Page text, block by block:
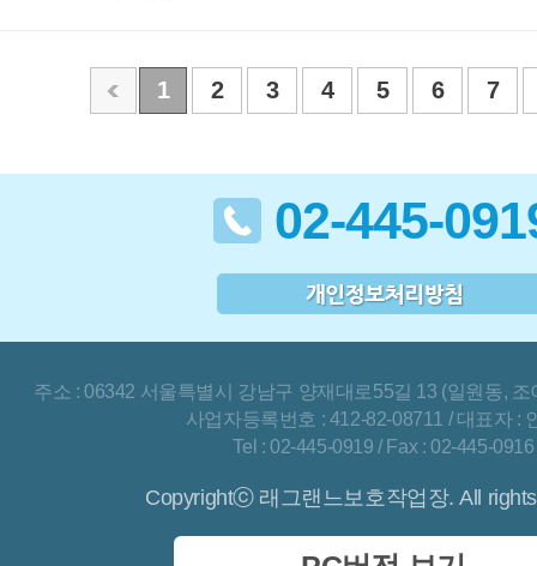
1 2 3 4 5 6 7
02-445-
주소 : 06342 서울특별시 강남구 양재대로55길 13 (일원동,
사업자등록번호 : 412-82-08711 / 대표자 :
Tel : 02-445-0919 / Fax : 02-445-0916
Copyrightⓒ 래그랜느보호작업장. All